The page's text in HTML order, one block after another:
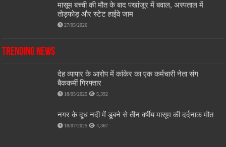
मासूम बच्ची की मौत के बाद पखांजूर में बवाल, अस्पताल में
तोड़फोड़ और स्टेट हाईवे जाम
27/05/2026
Trending News
देह व्यापार के आरोप में कांकेर का एक कर्मचारी नेता संग
बैककर्मी गिरफ्तार
18/05/2025 5,392
नगर के दूध नदी में डूबने से तीन वर्षीय मासूम की दर्दनाक मौत
18/07/2025 4,367